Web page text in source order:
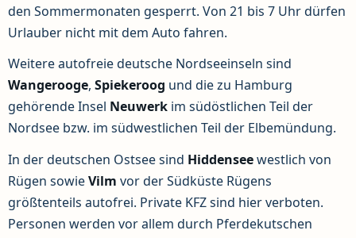
den Sommermonaten gesperrt. Von 21 bis 7 Uhr dürfen
Urlauber nicht mit dem Auto fahren.
Weitere autofreie deutsche Nordseeinseln sind
Wangerooge, Spiekeroog und die zu Hamburg
gehörende Insel Neuwerk im südöstlichen Teil der
Nordsee bzw. im südwestlichen Teil der Elbemündung.
In der deutschen Ostsee sind Hiddenseewestlich von
Rügen sowieVilm vor der Südküste Rügens
größtenteils autofrei. Private KFZ sind hier verboten.
Personen werden vor allem durch Pferdekutschen